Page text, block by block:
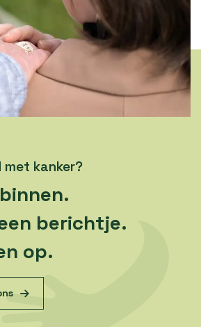
kanker?
berichtje.
op.